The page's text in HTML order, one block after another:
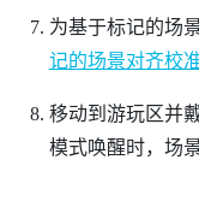
为基于标记的场
记的场景对齐校
移动到游玩区并
模式唤醒时，场